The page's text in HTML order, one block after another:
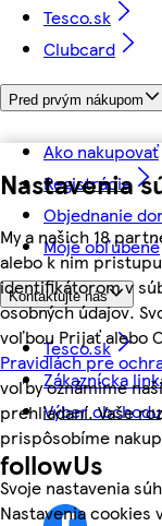
Nastavenia
My a našich 18
alebo k nim
identifikátorom v
osobných údajov.
voľbou Prijať alebo
Pravidlách pre
voľby oznámime
prehliadaní. Vaše
prispôsobíme
Svoje nastavenia
Nastavenia cookies
Tesco.sk
Clubcard
Pred prvým nákupom
Ako nakupovať
Registrácia
Objednanie
Moje obľúbené
Kontaktujte nás
Tesco.sk
Zákaznícka
Výber obchodu
followUs